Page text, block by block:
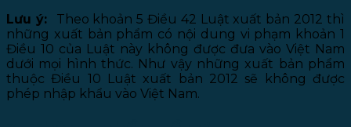
Lưu ý: Theo khoản 5 Điều 42 Luật xuất bản 2012 thì
những xuất bản phẩm có nội dung vi phạm khoản 1
Điều 10 của Luật này không được đưa vào Việt Nam
dưới mọi hình thức. Như vậy những xuất bản phẩm
thuộc Điều 10 Luật xuất bản 2012 sẽ không được
phép nhập khẩu vào Việt Nam.